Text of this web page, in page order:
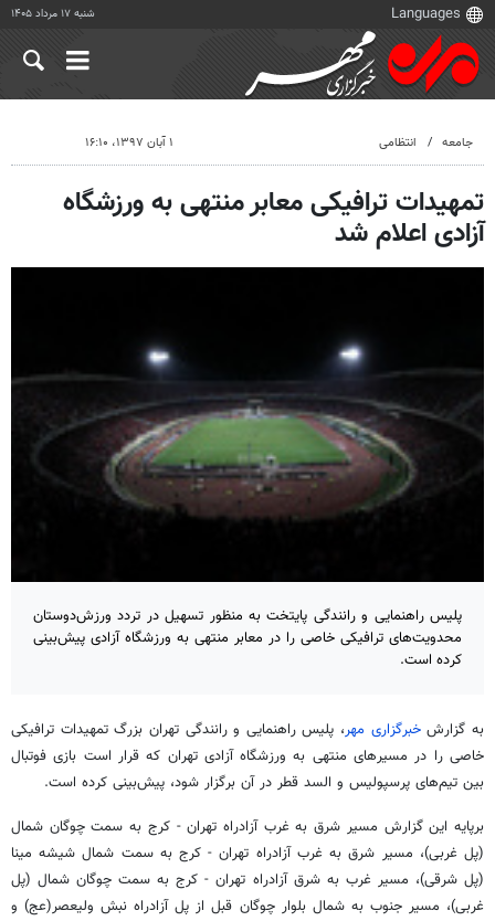
شنبه ۱۷ مرداد ۱۴۰۵
جامعه انتظامی ۱ آبان ۱۳۹۷، ۱۶:۱۰
تمهیدات ترافیکی معابر منتهی به ورزشگاه
آزادی اعلام شد
پلیس راهنمایی و رانندگی پایتخت به منظور تسهیل در تردد ورزش‌دوستان
محدویت‌های ترافیکی خاصی را در معابر منتهی به ورزشگاه آزادی پیش‌بینی
کرده است.
به گزارشخبرگزاری مهر، پلیس راهنمایی و رانندگی تهران بزرگ تمهیدات ترافیکی
خاصی را در مسیرهای منتهی به ورزشگاه آزادی تهران که قرار است بازی فوتبال
بین تیم‌های پرسپولیس و السد قطر در آن برگزار شود، پیش‌بینی کرده است.
برپایه این گزارش مسیر شرق به غرب آزادراه تهران - کرج به سمت چوگان شمال
(پل غربی)، مسیر شرق به غرب آزادراه تهران - کرج به سمت شمال شیشه مینا
(پل شرقی)، مسیر غرب به شرق آزادراه تهران - کرج به سمت چوگان شمال (پل
غربی)، مسیر جنوب به شمال بلوار چوگان قبل از پل آزادراه نبش ولیعصر(عج) و